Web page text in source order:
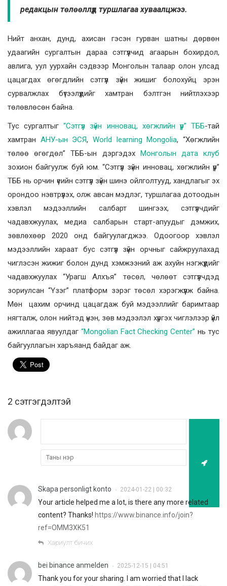
редакцын төлөөллүүд туршлагаа хуваалцжээ.
Нийт анхан, дунд, ахисан гэсэн гурван шатны дөрвөн
удаагийн сургалтын дараа сэтгүүлчид агаарын бохирдол,
авлига, уул уурхайн сэдвээр Монголын талаар олон улсад
цацагдах өгөгдлийн сэтгүүл зүйн жишиг болохуйц эрэн
сурвалжлах бүтээлүүдийг хамтран бэлтгэн нийтлэхээр
төлөвлөсөн байна.
Тус сургалтыг“Сэтгүүл зүйн инновац, хөгжлийн үүр” ТББ-тай
хамтран АНУ-ын ЭСЯ,World learning Mongolia, “Хөгжлийн
төлөө өгөгдөл” ТББ-ын дэргэдэх Монголын дата клуб
зохион байгуулж буй юм. “Сэтгүүл зүйн инновац, хөгжлийн үүр”
ТББ нь орчин үеийн сэтгүүл зүйн шинэ ойлголтууд, хандлагыг эх
орондоо нэвтрүүлэх, олж авсан мэдлэг, туршлагаа дотоодын
хэвлэл мэдээллийн салбарт шингээх, сэтгүүлчдийг
чадавхжуулах, медиа салбарын старт-апуудыг дэмжих,
зөвлөхөөр 2020 онд байгуулагджээ. Одоогоор хэвлэл
мэдээллийн хараат бус сэтгүүл зүйн орчныг сайжруулахад
чиглэсэн жижиг болон дунд хэмжээний аж ахуйн нэгжүүдийг
чадавхжуулах “Урагш Алхъя” төсөл, чөлөөт сэтгүүлчдэд
зориулсан “Үзэг” платформ зэрэг төсөл хэрэгжүүлж байна.
Мөн цахим орчинд цацагдаж буй мэдээллийг баримтаар
нягталж, олон нийтэд үнэн, зөв мэдээлэл хүргэх чиглэлээр үйл
ажиллагаа явуулдаг “Mongolian Fact Checking Center” нь тус
байгууллагын харъяанд байдаг аж.
2 cэтгэгдэлтэй
Skapa personligt konto • 2024-01-22 | 00:32
Your article helped me a lot, is there any more related
content? Thanks! https://www.binance.info/join?
ref=OMM3XK51
Хариулт бичих
bei binance anmelden • 2025-12-15 | 04:51
Thank you for your sharing. I am worried that I lack